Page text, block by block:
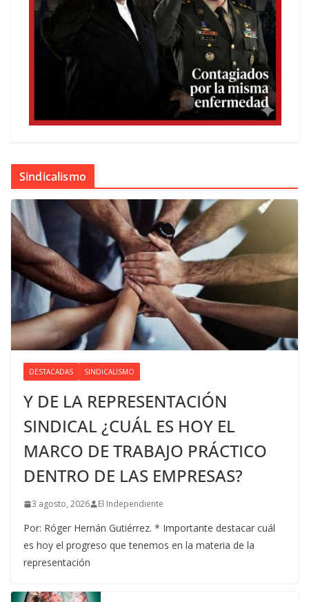
Sindicalismo
DESTACADAS SINDICALISMO
Y DE LA REPRESENTACIÓN
SINDICAL ¿CUÁL ES HOY EL
MARCO DE TRABAJO PRÁCTICO
DENTRO DE LAS EMPRESAS?
3 agosto, 2026 El Independiente
Por: Róger Hernán Gutiérrez. * Importante destacar cuál
es hoy el progreso que tenemos en la materia de la
representación